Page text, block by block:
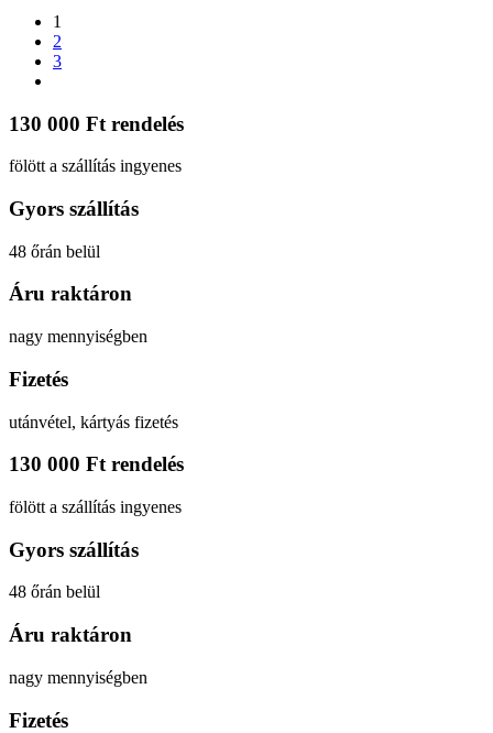
1
2
3
130 000 Ft rendelés
fölött a szállítás ingyenes
Gyors szállítás
48 őrán belül
Áru raktáron
nagy mennyiségben
Fizetés
utánvétel, kártyás fizetés
130 000 Ft rendelés
fölött a szállítás ingyenes
Gyors szállítás
48 őrán belül
Áru raktáron
nagy mennyiségben
Fizetés